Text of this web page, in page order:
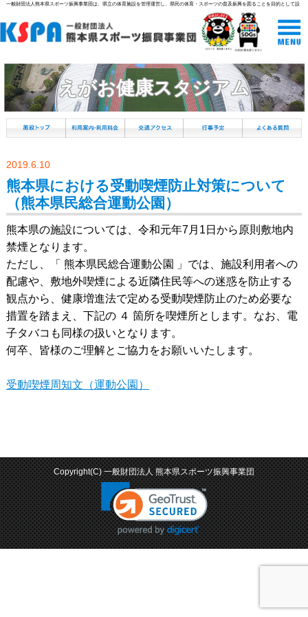
一般財団法人熊本県スポーツ振興事業団は、県立の体育施設を管理運営し、県民の体育・スポーツの普及振興を図ることを目的として設
えがお健康スタジアム
2019.6.10
熊本県における受動喫煙防止対策について
（熊本県民総合運動公園）
熊本県の施設については、令和元年7月1日から原則敷地内
禁煙となります。
ただし、「 熊本県民総合運動公園 」では、施設利用者への
配慮や、敷地外喫煙による近隣住民等への迷惑を防止する
観点から、健康増進法で定める受動喫煙防止のため必要な
措置を踏まえ、下記の ４ 箇所を喫煙所とします。なお、電
子タバコも同様の扱いとなります。
何卒、皆様のご理解とご協力をお願いいたします。
受動喫煙周知文（運動公園）
Copyright(C) 一般財団法人 熊本県スポーツ振興事業団